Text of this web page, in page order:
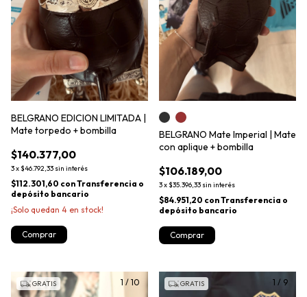
BELGRANO EDICION LIMITADA |
Mate torpedo + bombilla
$140.377,00
3x$46.792,33 sin interés
$112.301,60 conTransferencia o
depósito bancario
¡Solo quedan 4 en stock!
Comprar
BELGRANO Mate Imperial | Mate
con aplique + bombilla
$106.189,00
3x$35.396,33 sin interés
$84.951,20 conTransferencia o
depósito bancario
Comprar
1 / 10
GRATIS 1 / 9
GRATIS